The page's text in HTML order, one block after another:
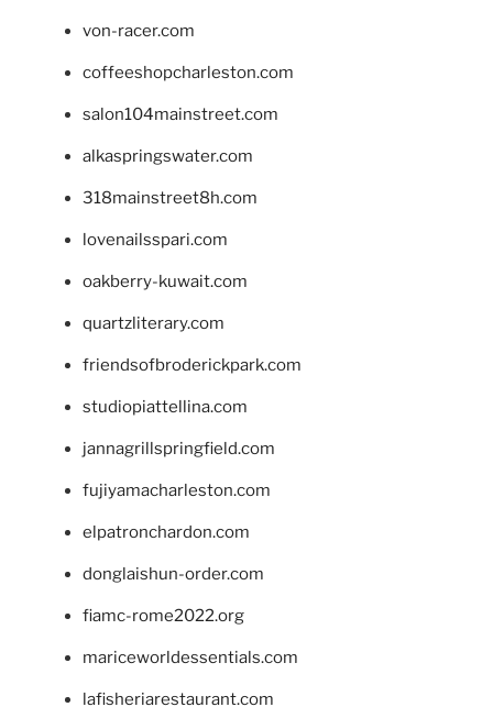
von-racer.com
coffeeshopcharleston.com
salon104mainstreet.com
alkaspringswater.com
318mainstreet8h.com
lovenailsspari.com
oakberry-kuwait.com
quartzliterary.com
friendsofbroderickpark.com
studiopiattellina.com
jannagrillspringfield.com
fujiyamacharleston.com
elpatronchardon.com
donglaishun-order.com
fiamc-rome2022.org
mariceworldessentials.com
lafisheriarestaurant.com